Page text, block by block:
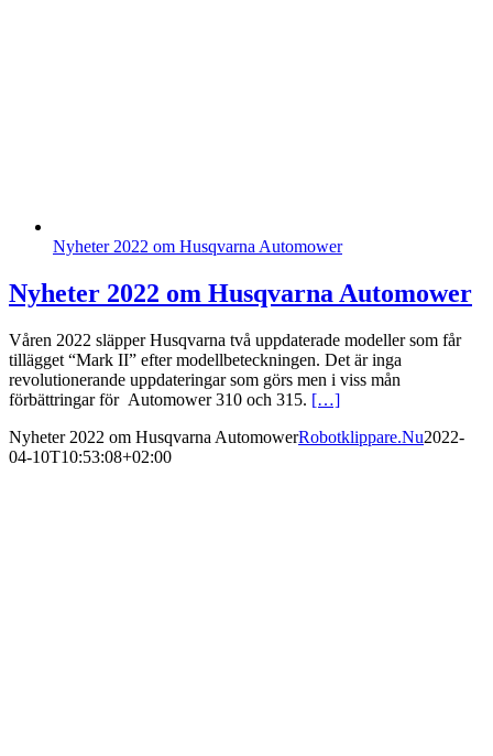
Nyheter 2022 om Husqvarna Automower
Nyheter 2022 om Husqvarna Automower
Våren 2022 släpper Husqvarna två uppdaterade modeller som får
tillägget “Mark II” efter modellbeteckningen. Det är inga
revolutionerande uppdateringar som görs men i viss mån
förbättringar för Automower 310 och 315. […]
Nyheter 2022 om Husqvarna AutomowerRobotklippare.Nu2022-
04-10T10:53:08+02:00